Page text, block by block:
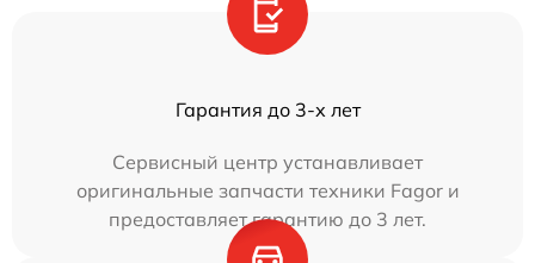
Гарантия до 3-х лет
Сервисный центр устанавливает
оригинальные запчасти техники Fagor и
предоставляет гарантию до 3 лет.